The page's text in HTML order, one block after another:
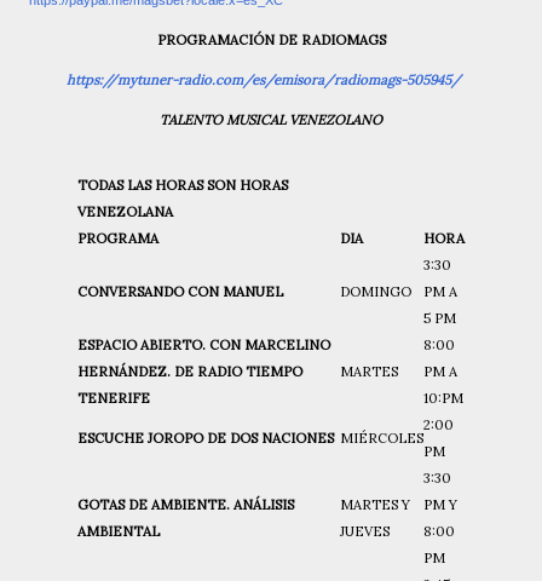
PROGRAMACIÓN DE RADIOMAGS
https://mytuner-radio.com/es/emisora/radiomags-505945/
TALENTO MUSICAL VENEZOLANO
TODAS LAS HORAS SON HORAS
VENEZOLANA
PROGRAMA
DIA HORA
CONVERSANDO CON MANUEL DOMINGO
3:30
PM A
5 PM
ESPACIO ABIERTO. CON MARCELINO
HERNÁNDEZ. DE RADIO TIEMPO
TENERIFE
MARTES
8:00
PM A
10:PM
ESCUCHE JOROPO DE DOS NACIONES MIÉRCOLES
2:00
PM
GOTAS DE AMBIENTE. ANÁLISIS
AMBIENTAL
MARTES Y
JUEVES
3:30
PM Y
8:00
PM